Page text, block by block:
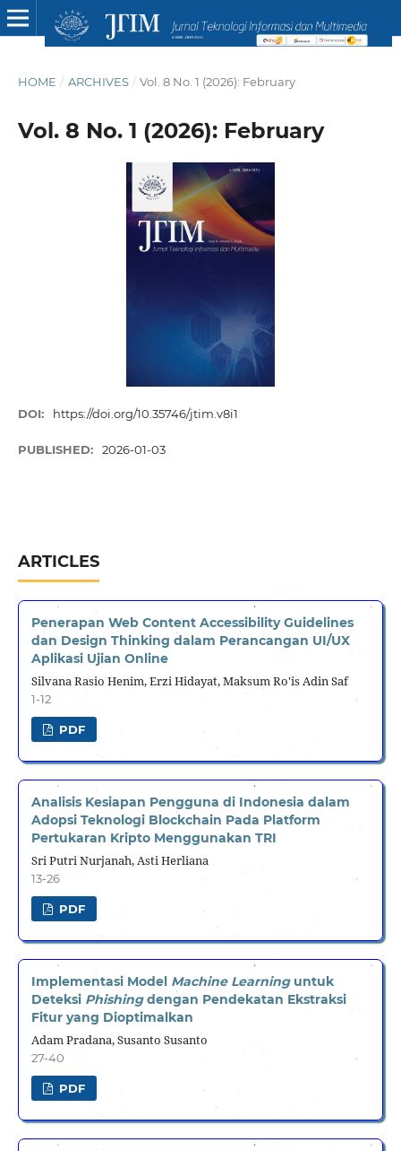
HOME / ARCHIVES / Vol. 8 No. 1 (2026): February
Vol. 8 No. 1 (2026): February
DOI: https://doi.org/10.35746/jtim.v8i1
PUBLISHED: 2026-01-03
ARTICLES
Penerapan Web Content Accessibility Guidelines
dan Design Thinking dalam Perancangan UI/UX
Aplikasi Ujian Online
Silvana Rasio Henim, Erzi Hidayat, Maksum Ro'is Adin Saf
1-12
PDF
Analisis Kesiapan Pengguna di Indonesia dalam
Adopsi Teknologi Blockchain Pada Platform
Pertukaran Kripto Menggunakan TRI
Sri Putri Nurjanah, Asti Herliana
13-26
PDF
Implementasi Model Machine Learninguntuk
Deteksi Phishingdengan Pendekatan Ekstraksi
Fitur yang Dioptimalkan
Adam Pradana, Susanto Susanto
27-40
PDF